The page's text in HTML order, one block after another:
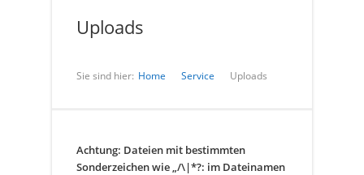
Uploads
Sie sind hier: Home Service Uploads
Achtung: Dateien mit bestimmten
Sonderzeichen wie „/\|*?: im Dateinamen